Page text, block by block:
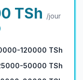
TSh /jour
120000 TSh
50000 TSh